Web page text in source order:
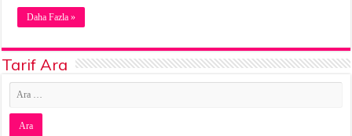
Daha Fazla »
Tarif Ara